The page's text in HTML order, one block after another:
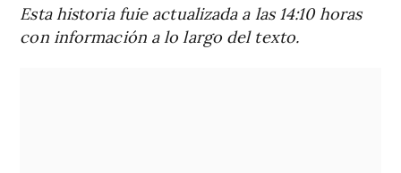
Esta historia fuie actualizada a las 14:10 horas
con información a lo largo del texto.